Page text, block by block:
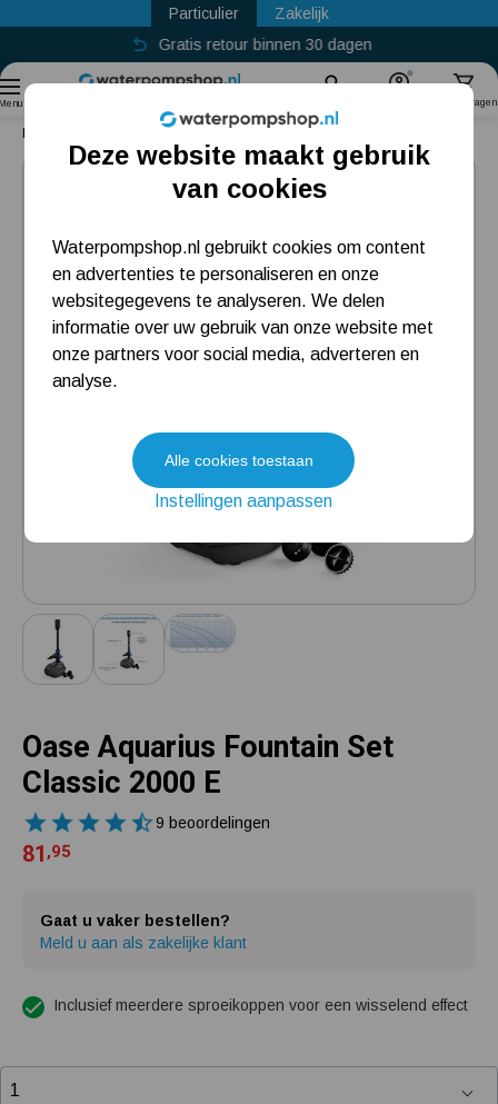
Particulier
Zakelijk
Gratis retour binnen 30 dagen
Winkelwagen
Hydrofoorpomp
Dompelpomp
Pompput
Meest gelezen blogs
Tuin besproeien? Lees hier welke tuinpomp u nodig heeft
Installatie van een beregenings- / hydrofoorpomp
Oase Aquarius Fountain Set
Classic 2000 E
9 beoordelingen
81 ,95
Gaat u vaker bestellen?
Meld u aan als zakelijke klant
Inclusief meerdere sproeikoppen voor een wisselend effect
Deze website maakt gebruik
van cookies
Waterpompshop.nl gebruikt cookies om content
en advertenties te personaliseren en onze
websitegegevens te analyseren. We delen
informatie over uw gebruik van onze website met
onze partners voor social media, adverteren en
analyse.
Alle cookies toestaan
Instellingen aanpassen